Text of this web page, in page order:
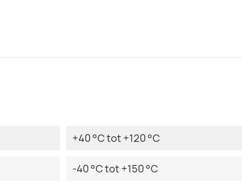
+40 °C tot +120 °C
-40 °C tot +150 °C